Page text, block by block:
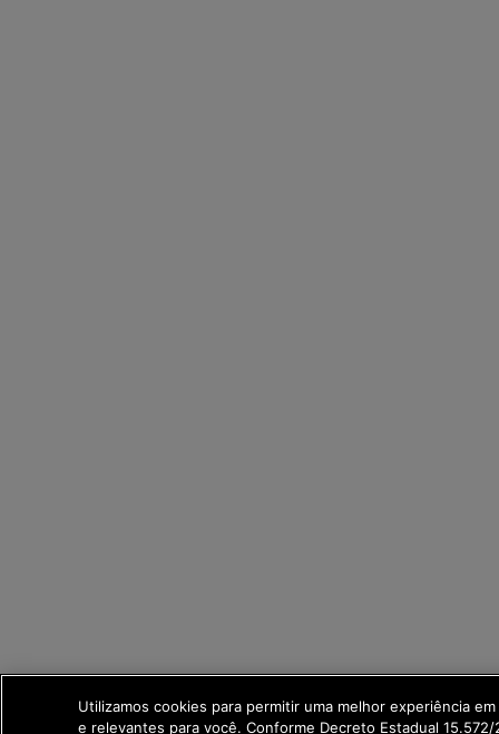
Utilizamos cookies para permitir uma melhor experiência
e relevantes para você. Conforme Decreto Estadual